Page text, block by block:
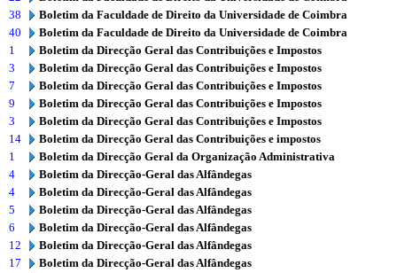
38
Boletim da Faculdade de Direito da Universidade de Coimbra
40
Boletim da Faculdade de Direito da Universidade de Coimbra
1
Boletim da Direcção Geral das Contribuições e Impostos
3
Boletim da Direcção Geral das Contribuições e Impostos
7
Boletim da Direcção Geral das Contribuições e Impostos
9
Boletim da Direcção Geral das Contribuições e Impostos
3
Boletim da Direcção Geral das Contribuições e Impostos
14
Boletim da Direcção Geral das Contribuições e impostos
1
Boletim da Direcção Geral da Organização Administrativa
4
Boletim da Direcção-Geral das Alfândegas
4
Boletim da Direcção-Geral das Alfândegas
5
Boletim da Direcção-Geral das Alfândegas
6
Boletim da Direcção-Geral das Alfândegas
12
Boletim da Direcção-Geral das Alfândegas
17
Boletim da Direcção-Geral das Alfândegas